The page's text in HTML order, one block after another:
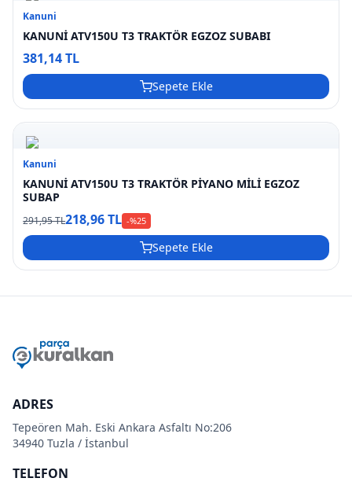
Kanuni
KANUNİ ATV150U T3 TRAKTÖR EGZOZ SUBABI
381,14 TL
Sepete Ekle
Kanuni
KANUNİ ATV150U T3 TRAKTÖR PİYANO MİLİ EGZOZ
SUBAP
291,95 TL218,96 TL -%25
Sepete Ekle
ADRES
Tepeören Mah. Eski Ankara Asfaltı No:206
34940 Tuzla / İstanbul
TELEFON